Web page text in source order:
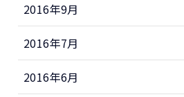
2016年9月
2016年7月
2016年6月